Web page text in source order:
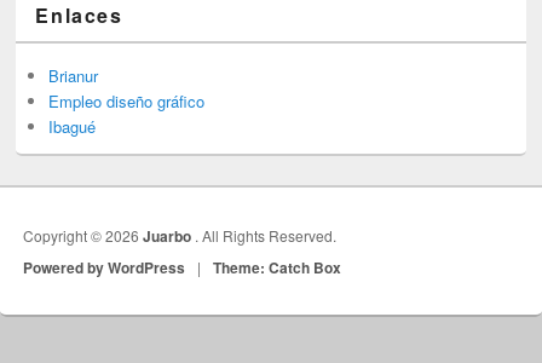
Enlaces
Brianur
Empleo diseño gráfico
Ibagué
Copyright © 2026Juarbo . All Rights Reserved.
Powered by WordPress | Theme: Catch Box